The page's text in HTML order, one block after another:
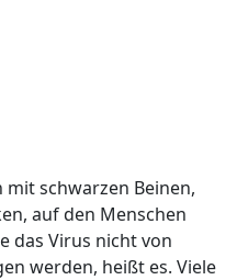
schwarzen Beinen,
auf den Menschen
das Virus nicht von
werden, heißt es. Viele